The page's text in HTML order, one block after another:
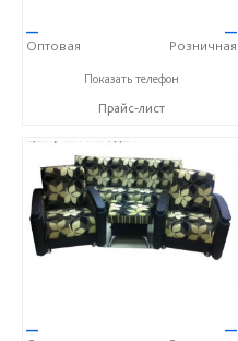
—
Оптовая
—
Розничная
+7 (910) 652-89-53 Александра
Показать телефон
Прайс-лист
— —